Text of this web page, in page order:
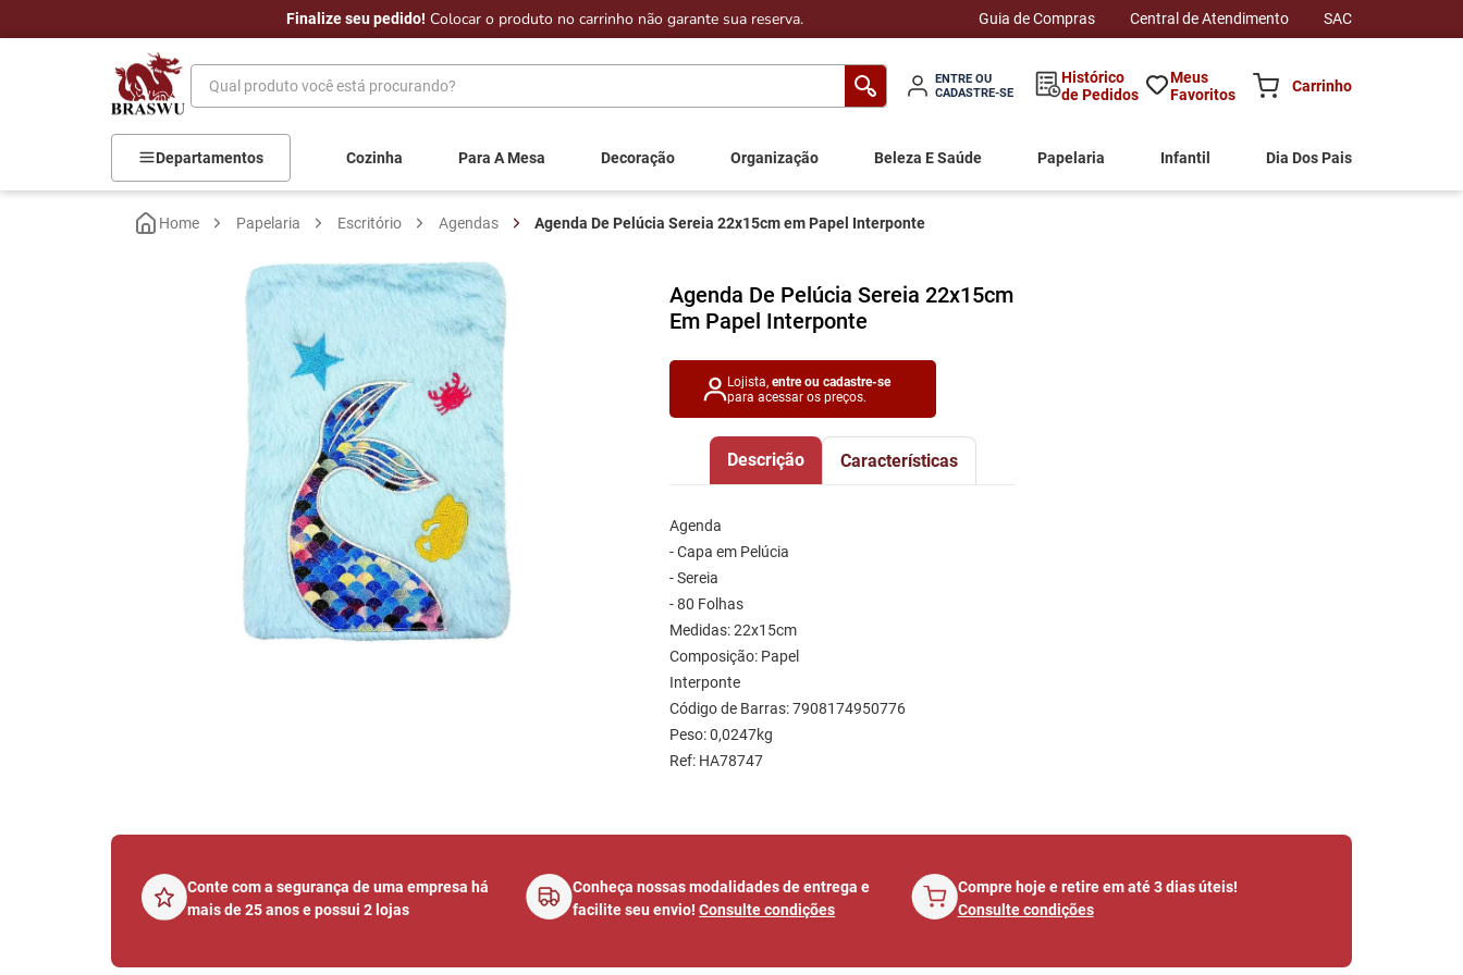
Finalize seu pedido! Colocar o produto no carrinho não garante sua reserva. Guia de Compras Central de Atendimento SAC
Qual produto você está procurando?
ENTRE OU
CADASTRE-SE
Histórico
de Pedidos
Meus
Favoritos
Departamentos Cozinha Para A Mesa Decoração Organização Beleza E Saúde Papelaria Infantil Dia Dos Pais
Papelaria Escritório Agendas Agenda De Pelúcia Sereia 22x15cm em Papel Interponte
Agenda De Pelúcia Sereia 22x15cm
Em Papel Interponte
Lojista, entre ou cadastre-se
para acessar os preços.
Descrição Características
Agenda
- Capa em Pelúcia
- Sereia
- 80 Folhas
Medidas: 22x15cm
Composição: Papel
Interponte
Código de Barras: 7908174950776
Peso: 0,0247kg
Ref: HA78747
Conte com a segurança de uma empresa há
mais de 25 anos e possui 2 lojas
Conheça nossas modalidades de entrega e
facilite seu envio!Consulte condições
Compre hoje e retire em até 3 dias úteis!
Consulte condições